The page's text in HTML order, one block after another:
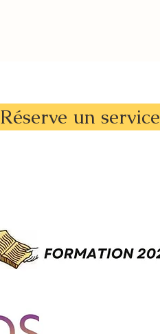
Réserve un service